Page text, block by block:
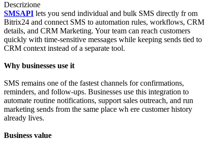
Descrizione
SMSAPI lets you send individual and bulk SMS directly fr om
Bitrix24 and connect SMS to automation rules, workflows, CRM
details, and CRM Marketing. Your team can reach customers
quickly with time-sensitive messages while keeping sends tied to
CRM context instead of a separate tool.
Why businesses use it
SMS remains one of the fastest channels for confirmations,
reminders, and follow-ups. Businesses use this integration to
automate routine notifications, support sales outreach, and run
marketing sends from the same place wh ere customer history
already lives.
Business value